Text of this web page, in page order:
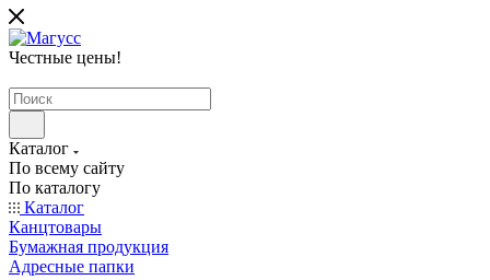
Честные цены!
Каталог
По всему сайту
По каталогу
Каталог
Канцтовары
Бумажная продукция
Адресные папки